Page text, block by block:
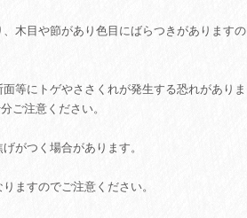
木目や節があり色目にばらつきがありますの
等にトゲやささくれが発生する恐れがありま
ご注意ください。
がつく場合があります。
ますのでご注意ください。